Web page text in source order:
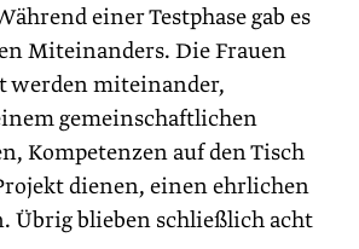
einer Testphase gab es
Miteinanders. Die Frauen
werden miteinander,
gemeinschaftlichen
Kompetenzen auf den Tisch
dienen, einen ehrlichen
Übrig blieben schließlich acht